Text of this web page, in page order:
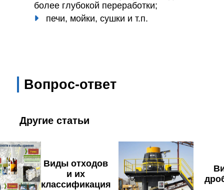
более глубокой переработки;
печи, мойки, сушки и т.п.
Вопрос-ответ
Другие статьи
Виды отходов
и их
классификация